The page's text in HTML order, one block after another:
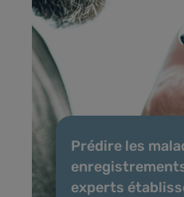
Prédire les
experts